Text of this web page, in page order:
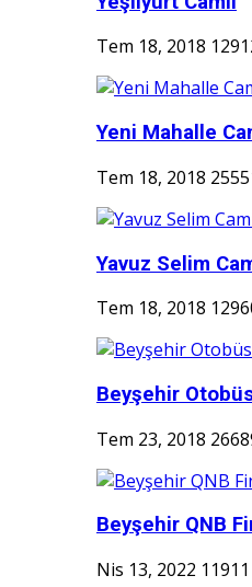
Tem 18, 2018
Yeni Mahalle
Tem 18, 2018
Yavuz Selim
Tem 18, 2018
Beyşehir
Tem 23, 2018
Beyşehir QNB
Nis 13, 2022 11911